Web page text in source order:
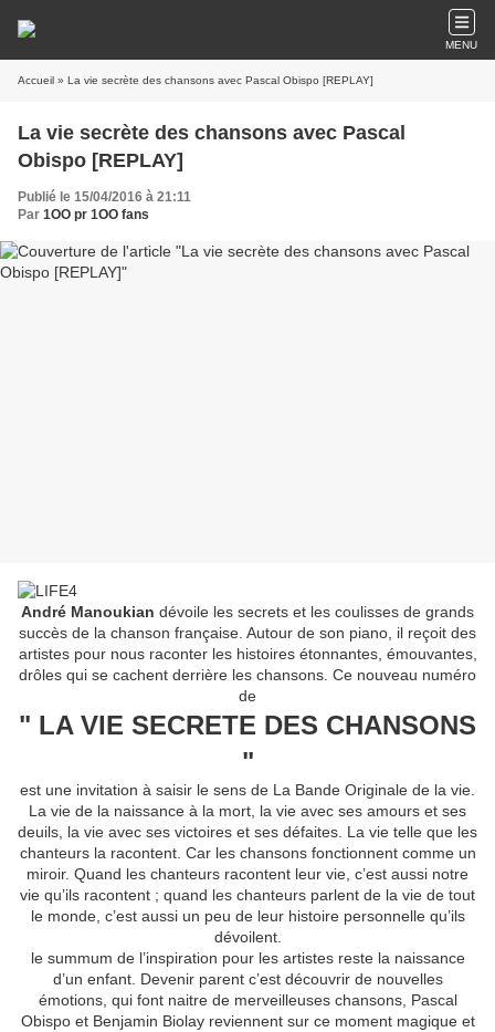
MENU
Accueil » La vie secrète des chansons avec Pascal Obispo [REPLAY]
La vie secrète des chansons avec Pascal
Obispo [REPLAY]
Publié le 15/04/2016 à 21:11
Par 1OO pr 1OO fans
André Manoukian dévoile les secrets et les coulisses de grands
succès de la chanson française. Autour de son piano, il reçoit des
artistes pour nous raconter les histoires étonnantes, émouvantes,
drôles qui se cachent derrière les chansons. Ce nouveau numéro
de
" LA VIE SECRETE DES CHANSONS
"
est une invitation à saisir le sens de La Bande Originale de la vie.
La vie de la naissance à la mort, la vie avec ses amours et ses
deuils, la vie avec ses victoires et ses défaites. La vie telle que les
chanteurs la racontent. Car les chansons fonctionnent comme un
miroir. Quand les chanteurs racontent leur vie, c’est aussi notre
vie qu’ils racontent ; quand les chanteurs parlent de la vie de tout
le monde, c’est aussi un peu de leur histoire personnelle qu’ils
dévoilent.
le summum de l’inspiration pour les artistes reste la naissance
d’un enfant. Devenir parent c’est découvrir de nouvelles
émotions, qui font naitre de merveilleuses chansons, Pascal
Obispo et Benjamin Biolay reviennent sur ce moment magique et